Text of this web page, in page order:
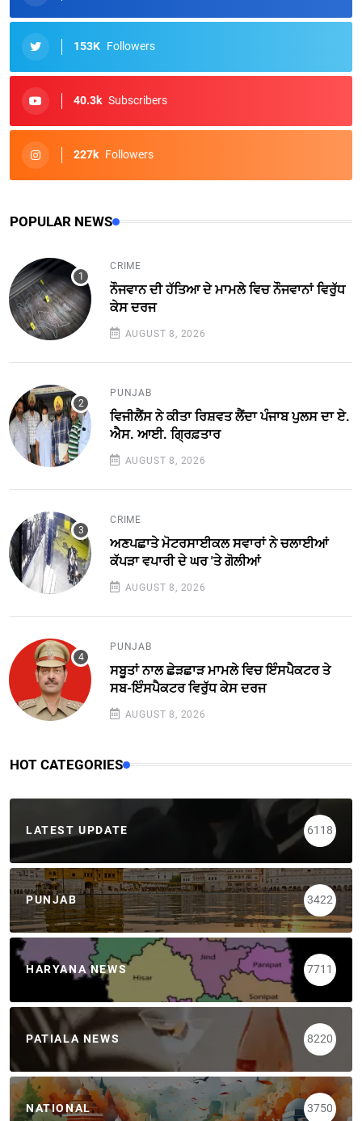
153K Followers
40.3k Subscribers
227k Followers
POPULAR NEWS
CRIME
ਨੌਜਵਾਨ ਦੀ ਹੱਤਿਆ ਦੇ ਮਾਮਲੇ ਵਿਚ ਨੌਜਵਾਨਾਂ ਵਿਰੁੱਧ
ਕੇਸ ਦਰਜ
AUGUST 8, 2026
PUNJAB
ਵਿਜੀਲੈਂਸ ਨੇ ਕੀਤਾ ਰਿਸ਼ਵਤ ਲੈਂਦਾ ਪੰਜਾਬ ਪੁਲਸ ਦਾ ਏ.
ਐਸ. ਆਈ. ਗ੍ਰਿਫ਼ਤਾਰ
AUGUST 8, 2026
CRIME
ਅਣਪਛਾਤੇ ਮੋਟਰਸਾਈਕਲ ਸਵਾਰਾਂ ਨੇ ਚਲਾਈਆਂ
ਕੱਪੜਾ ਵਪਾਰੀ ਦੇ ਘਰ 'ਤੇ ਗੋਲੀਆਂ
AUGUST 8, 2026
PUNJAB
ਸਬੂਤਾਂ ਨਾਲ ਛੇੜਛਾੜ ਮਾਮਲੇ ਵਿਚ ਇੰਸਪੈਕਟਰ ਤੇ
ਸਬ-ਇੰਸਪੈਕਟਰ ਵਿਰੁੱਧ ਕੇਸ ਦਰਜ
AUGUST 8, 2026
HOT CATEGORIES
LATEST UPDATE 6118
PUNJAB 3422
HARYANA NEWS 7711
PATIALA NEWS 8220
NATIONAL 3750